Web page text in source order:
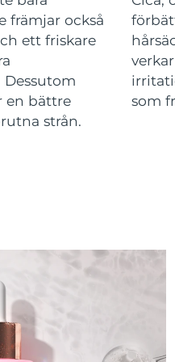
främjar också
ett friskare
en bättre
strån.
som
Förväntad leverans 8/14/26
Förväntad leverans 8/15/26
Förväntad leverans
Förväntad leverans
Förväntad leverans
Förväntad leverans